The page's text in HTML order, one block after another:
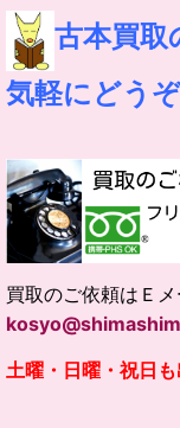
古本買取
気軽にどうぞ
買取のご依頼はＥ
土曜・日曜・祝日